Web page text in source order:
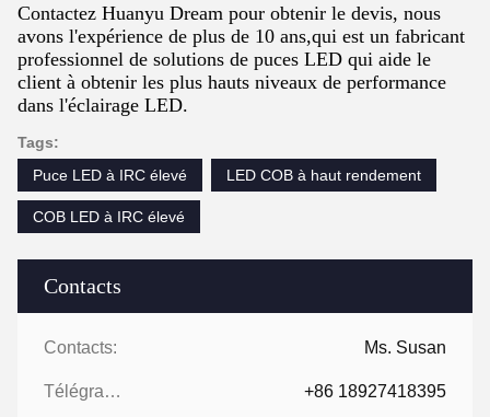
Contacts
Contacts: Ms. Susan
Télégramme: +86 18927418395
Contactez Huanyu Dream pour obtenir le devis, nous
avons l'expérience de plus de 10 ans,qui est un fabricant
professionnel de solutions de puces LED qui aide le
client à obtenir les plus hauts niveaux de performance
dans l'éclairage LED.
Tags:
Puce LED à IRC élevé
LED COB à haut rendement
COB LED à IRC élevé